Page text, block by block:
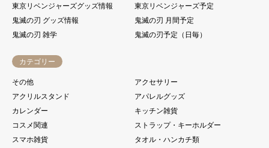
東京リベンジャーズグッズ情報
東京リベンジャーズ予定
鬼滅の刃 グッズ情報
鬼滅の刃 月間予定
鬼滅の刃 雑学
鬼滅の刃予定（日毎）
カテゴリー
その他
アクセサリー
アクリルスタンド
アパレルグッズ
カレンダー
キッチン雑貨
コスメ関連
ストラップ・キーホルダー
スマホ雑貨
タオル・ハンカチ類